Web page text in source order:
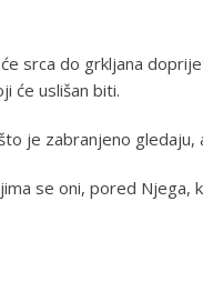
srca do grkljana
će uslišan biti.
je zabranjeno gledaju,
se oni, pored Njega,